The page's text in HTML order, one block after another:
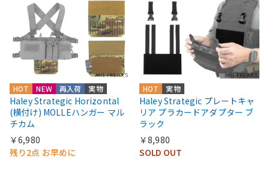
HOT NEW 再入荷 実物
Haley Strategic Horizontal
(横付け) MOLLEハンガー マル
チカム
￥6,980
残り2点 お早めに
HOT 実物
Haley Strategic プレートキャ
リア プラカードアダプター ブ
ラック
￥8,980
SOLD OUT